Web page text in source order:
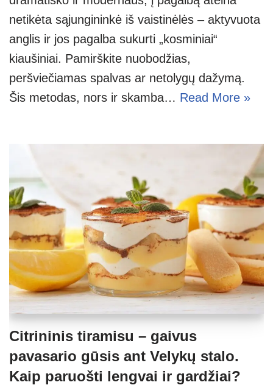
netikėta sąjungininkė iš vaistinėlės – aktyvuota
anglis ir jos pagalba sukurti „kosminiai“
kiaušiniai. Pamirškite nuobodžias,
peršviečiamas spalvas ar netolygų dažymą.
Šis metodas, nors ir skamba… Read More »
Citrininis tiramisu – gaivus
pavasario gūsis ant Velykų stalo.
Kaip paruošti lengvai ir gardžiai?